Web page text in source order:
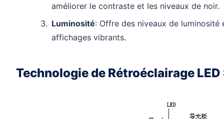
améliorer le contraste et les niveaux de noir.
Luminosité: Offre des niveaux de
affichages vibrants.
Technologie de Rétroéclairage LED